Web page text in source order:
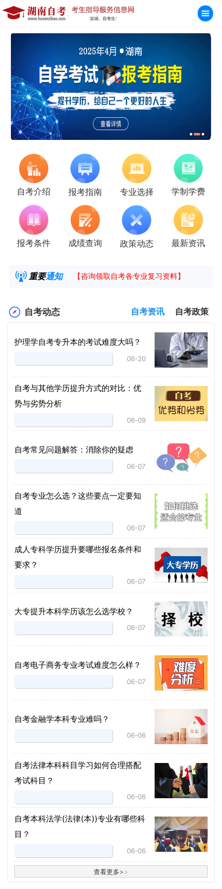
自考介绍 报考指南 专业选择 学制学费
报考条件 成绩查询 政策动态 最新资讯
重要通知
2025年4月湖南自考课程安排及教材目录已
【咨询领取自考各专业复习资料】
自考动态 自考资讯 自考政策
护理学自考专升本的考试难度大吗？
06-20
自考与其他学历提升方式的对比：优
势与劣势分析
06-09
自考常见问题解答：消除你的疑虑
06-07
自考专业怎么选？这些要点一定要知
道
06-07
成人专科学历提升要哪些报名条件和
要求？
06-07
大专提升本科学历该怎么选学校？
06-07
自考电子商务专业考试难度怎么样？
06-07
自考金融学本科专业难吗？
06-06
自考法律本科科目学习如何合理搭配
考试科目？
06-06
​自考本科法学(法律(本))专业有哪些科
目？
06-06
查看更多>>